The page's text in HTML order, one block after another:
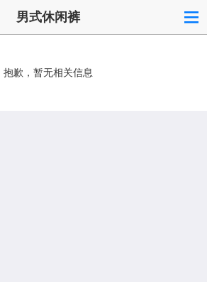
男式休闲裤
抱歉，暂无相关信息